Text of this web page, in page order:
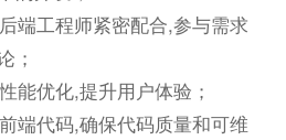
端工程师紧密配合,参与需求
；
能优化,提升用户体验；
端代码,确保代码质量和可维